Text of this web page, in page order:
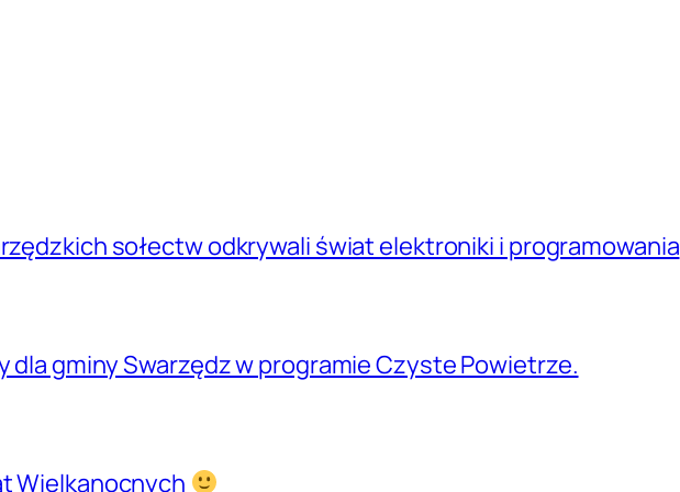
sołectw odkrywali świat elektroniki i programowania
dla gminy Swarzędz w programie Czyste Powietrze.
Wielkanocnych